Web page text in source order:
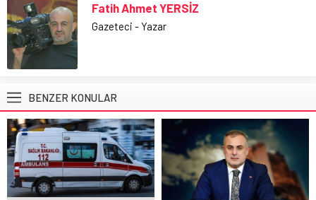
Fatih Ahmet YERSİZ
Gazeteci - Yazar
BENZER KONULAR